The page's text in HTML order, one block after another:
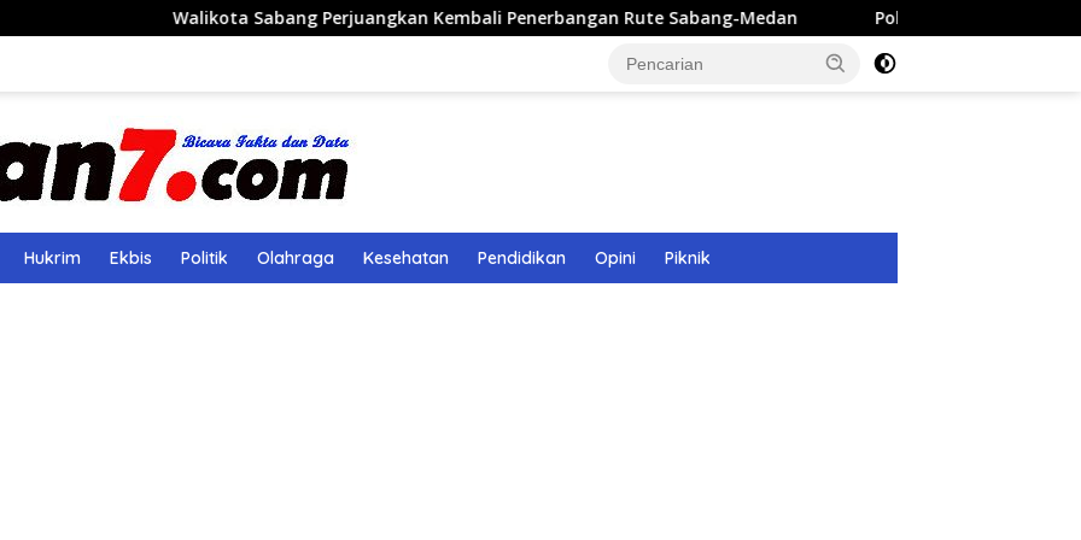
Walikota Sabang Perjuangkan Kembali Penerbangan Rute Sabang-Medan Polri Bangun 40 Titik Sumur Bor untuk
Hukrim Ekbis Politik Olahraga Kesehatan Pendidikan Opini Piknik